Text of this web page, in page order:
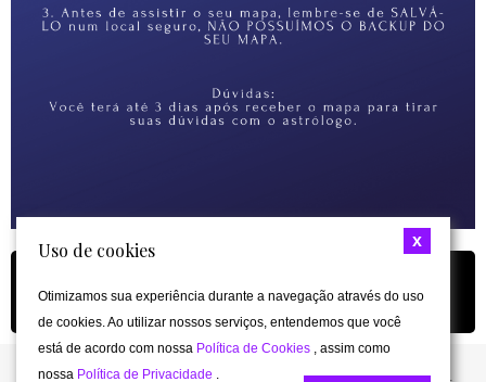
informações
Uso de cookies x
Otimizamos sua experiência durante a navegação através do uso
de cookies. Ao utilizar nossos serviços, entendemos que você
está de acordo com nossa Política de Cookies , assim como
nossa Política de Privacidade .